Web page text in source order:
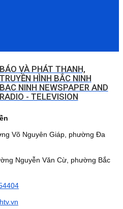
BÁO VÀ PHÁT THANH,
TRUYỀN HÌNH BẮC NINH
BAC NINH NEWSPAPER AND
RADIO - TELEVISION
Võ Nguyên Giáp, phường Đa
Văn Cừ, phường Bắc